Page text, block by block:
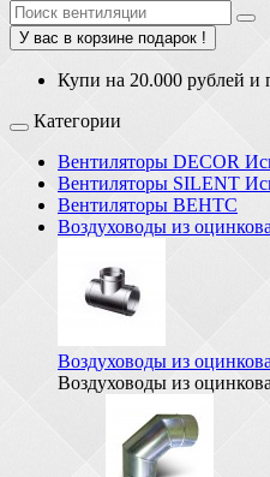
У вас в корзине подарок !
Купи на 20.000 рублей и
Категории
Вентиляторы DECOR
Вентиляторы SILENT
Вентиляторы ВЕНТС
Воздуховоды из
Воздуховоды из
Воздуховоды из